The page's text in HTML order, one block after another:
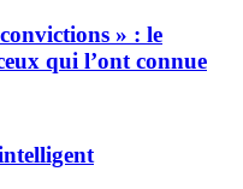
» : le
qui l’ont connue